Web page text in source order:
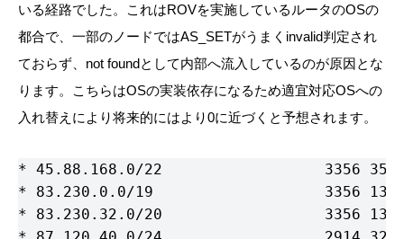
いる経路でした。これはROVを実施しているルータのOSの
都合で、一部のノードではAS_SETがうまくinvalid判定され
ておらず、not foundとして内部へ流入しているのが原因とな
ります。こちらはOSの実装依存になるため適宜対応OSへの
入れ替えにより将来的にはより0に近づくと予想されます。
* 45.88.168.0/22                  3356 35913
* 83.230.0.0/19                   3356 13293
* 83.230.32.0/20                  3356 13293